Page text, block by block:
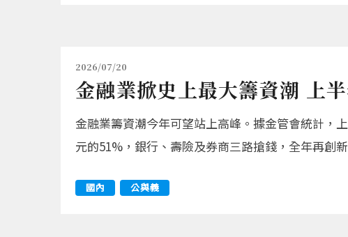
2026/07/20
金融業掀史上最大籌資潮 上
金融業籌資潮今年可望站上高峰。據金管會統計，
元的51%，銀行、壽險及券商三路搶錢，全年再創
國內 公與義